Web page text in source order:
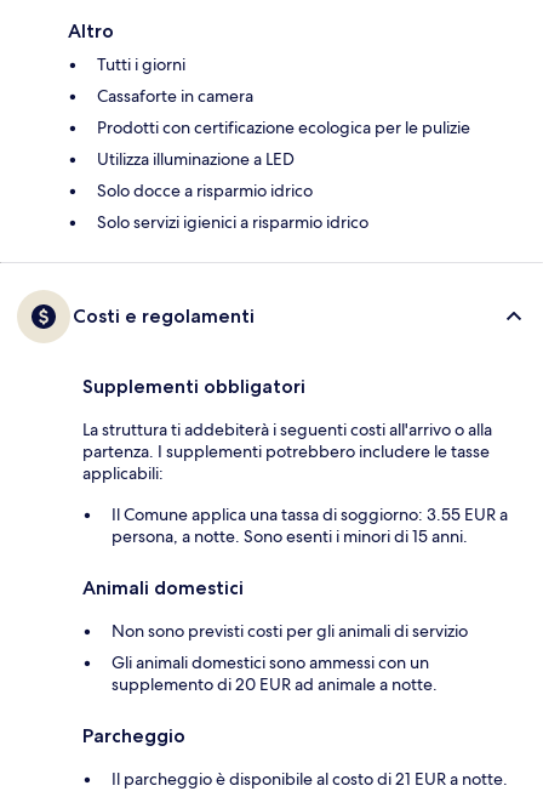
Altro
Tutti i giorni
Cassaforte in camera
Prodotti con certificazione ecologica per le pulizie
Utilizza illuminazione a LED
Solo docce a risparmio idrico
Solo servizi igienici a risparmio idrico
Costi e regolamenti
Supplementi obbligatori
La struttura ti addebiterà i seguenti costi all'arrivo o alla
partenza. I supplementi potrebbero includere le tasse
applicabili:
Il Comune applica una tassa di soggiorno: 3.55 EUR a
persona, a notte. Sono esenti i minori di 15 anni.
Animali domestici
Non sono previsti costi per gli animali di servizio
Gli animali domestici sono ammessi con un
supplemento di 20 EUR ad animale a notte.
Parcheggio
Il parcheggio è disponibile al costo di 21 EUR a notte.